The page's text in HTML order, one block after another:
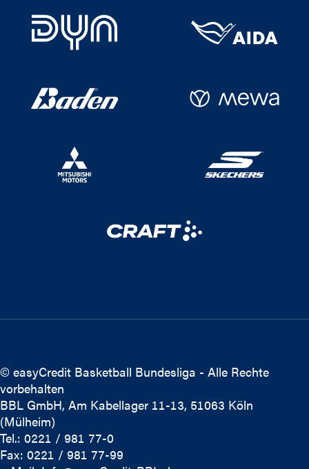
© easyCredit Basketball Bundesliga - Alle Rechte
vorbehalten
BBL GmbH, Am Kabellager 11-13, 51063 Köln
(Mülheim)
Tel.: 0221 / 981 77-0
Fax: 0221 / 981 77-99